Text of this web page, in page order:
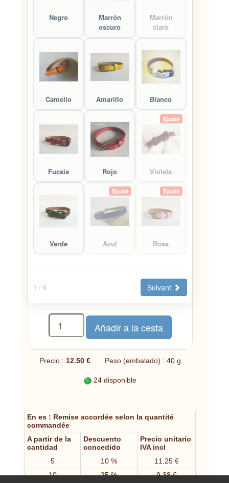
Negro
Marrón
oscuro
Marrón
claro
Camello Amarillo Blanco
Fucsia Rojo Violeta
Épuisé
Verde Azul
Épuisé
Rosa
Épuisé
1 / 6 Suivant
Precio : 12.50 € Peso (embalado) : 40 g
24 disponible
En es : Remise accordée selon la quantité
commandée
A partir de la
cantidad
Descuento
concedido
Precio unitario
IVA incl
5
10 %
11.25 €
10
25 % 9.38 €